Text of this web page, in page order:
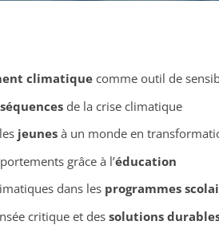
climatiquecomme outil de
de la crise climatique
jeunesà un monde en
grâce à l’éducation
dans les programmes
critique et dessolutions